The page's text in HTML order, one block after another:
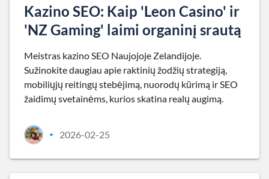
Kazino SEO: Kaip 'Leon Casino' ir
'NZ Gaming' laimi organinį srautą
Meistras kazino SEO Naujojoje Zelandijoje.
Sužinokite daugiau apie raktinių žodžių strategiją,
mobiliųjų reitingų stebėjimą, nuorodų kūrimą ir SEO
žaidimų svetainėms, kurios skatina realų augimą.
• 2026-02-25